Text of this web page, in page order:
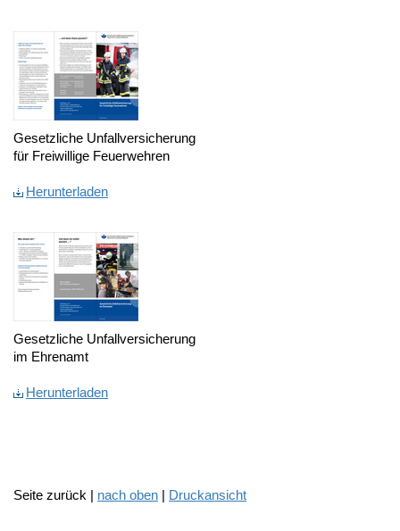
Gesetzliche Unfallversicherung
für Freiwillige Feuerwehren
Herunterladen
Gesetzliche Unfallversicherung
im Ehrenamt
Herunterladen
Seite zurück | nach oben | Druckansicht